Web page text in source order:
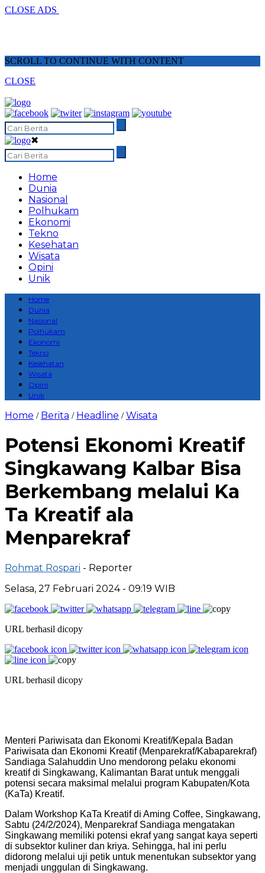
CLOSE ADS
SCROLL TO CONTINUE WITH CONTENT
CLOSE
✖
Home
Dunia
Nasional
Polhukam
Ekonomi
Tekno
Kesehatan
Wisata
Opini
Unik
Home
Dunia
Nasional
Polhukam
Ekonomi
Tekno
Kesehatan
Wisata
Opini
Unik
Home / Berita / Headline /Wisata
Potensi Ekonomi Kreatif
Singkawang Kalbar Bisa
Berkembang melalui Ka
Ta Kreatif ala
Menparekraf
Rohmat Rospari - Reporter
Selasa, 27 Februari 2024 - 09:19 WIB
URL berhasil dicopy
URL berhasil dicopy
Menteri Pariwisata dan Ekonomi Kreatif/Kepala Badan
Pariwisata dan Ekonomi Kreatif (Menparekraf/Kabaparekraf)
Sandiaga Salahuddin Uno mendorong pelaku ekonomi
kreatif di Singkawang, Kalimantan Barat untuk menggali
potensi secara maksimal melalui program Kabupaten/Kota
(KaTa) Kreatif.
Dalam Workshop KaTa Kreatif di Aming Coffee, Singkawang,
Sabtu (24/2/2024), Menparekraf Sandiaga mengatakan
Singkawang memiliki potensi ekraf yang sangat kaya seperti
di subsektor kuliner dan kriya. Sehingga, hal ini perlu
didorong melalui uji petik untuk menentukan subsektor yang
menjadi unggulan di Singkawang.